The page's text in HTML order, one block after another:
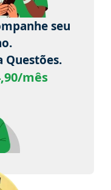
seu
Questões.
mês